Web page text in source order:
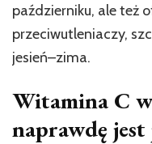
październiku, ale też
przeciwutleniaczy,
jesień–zima.
Witamina C
naprawdę jest